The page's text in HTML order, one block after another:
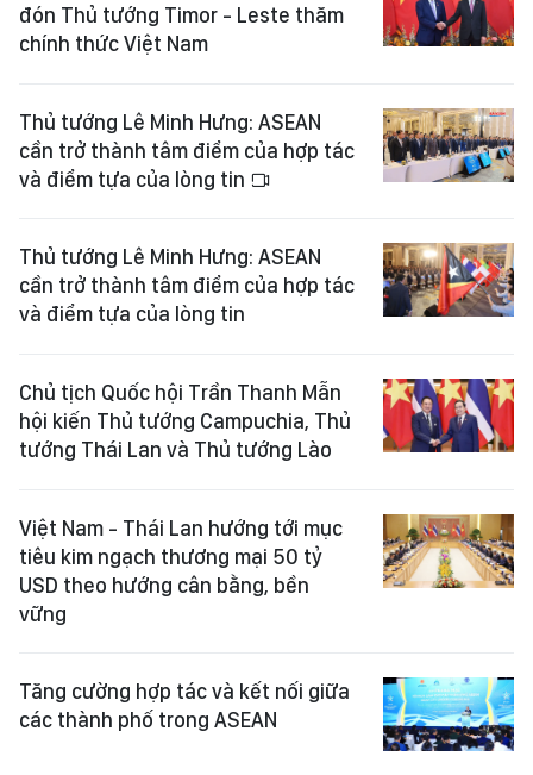
đón Thủ tướng Timor - Leste thăm
chính thức Việt Nam
Thủ tướng Lê Minh Hưng: ASEAN
cần trở thành tâm điểm của hợp tác
và điểm tựa của lòng tin
Thủ tướng Lê Minh Hưng: ASEAN
cần trở thành tâm điểm của hợp tác
và điểm tựa của lòng tin
Chủ tịch Quốc hội Trần Thanh Mẫn
hội kiến Thủ tướng Campuchia, Thủ
tướng Thái Lan và Thủ tướng Lào
Việt Nam - Thái Lan hướng tới mục
tiêu kim ngạch thương mại 50 tỷ
USD theo hướng cân bằng, bền
vững
Tăng cường hợp tác và kết nối giữa
các thành phố trong ASEAN